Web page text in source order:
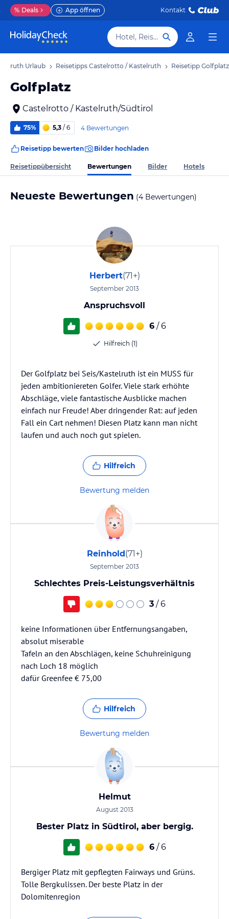
% Deals App öffnen Kontakt
Hotel, Reiseziel
Urlaub Reisetipps Castelrotto / Kastelruth Reisetipp Golfplatz
Golfplatz
Castelrotto / Kastelruth/Südtirol
75% 5,3 / 6 4 Bewertungen
Reisetipp bewerten Bilder hochladen
Reisetippübersicht Bewertungen Bilder Hotels
Neueste Bewertungen (4 Bewertungen)
Herbert(71+)
September 2013
Anspruchsvoll
6 / 6
Hilfreich (1)
Der Golfplatz bei Seis/Kastelruth ist ein MUSS für
jeden ambitioniereten Golfer. Viele stark erhöhte
Abschläge, viele fantastische Ausblicke machen
einfach nur Freude! Aber dringender Rat: auf jeden
Fall ein Cart nehmen! Diesen Platz kann man nicht
laufen und auch noch gut spielen.
Hilfreich
Bewertung melden
Reinhold(71+)
September 2013
Schlechtes Preis-Leistungsverhältnis
3 / 6
keine Informationen über Entfernungsangaben,
absolut miserable
Tafeln an den Abschlägen, keine Schuhreinigung
nach Loch 18 möglich
dafür Greenfee € 75,00
Hilfreich
Bewertung melden
Helmut
August 2013
Bester Platz in Südtirol, aber bergig.
6 / 6
Bergiger Platz mit gepflegten Fairways und Grüns.
Tolle Bergkulissen. Der beste Platz in der
Dolomitenregion